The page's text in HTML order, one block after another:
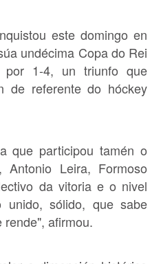
este domingo en
undécima Copa do Rei
1-4, un triunfo que
de referente do hóckey
que participou tamén o
Antonio Leira, Formoso
da vitoria e o nivel
unido, sólido, que sabe
afirmou.